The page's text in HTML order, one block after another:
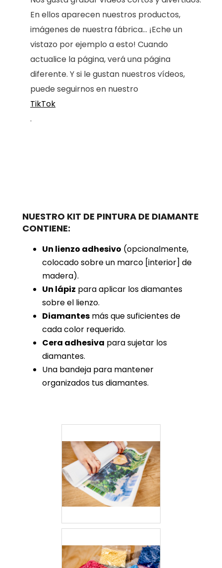
En ellos aparecen nuestros productos,
imágenes de nuestra fábrica... ¡Eche un
vistazo por ejemplo a esto! Cuando
actualice la página, verá una página
diferente. Y si le gustan nuestros vídeos,
puede seguirnos en nuestro
TikTok
.
NUESTRO KIT DE PINTURA DE DIAMANTE
CONTIENE:
Un lienzo adhesivo (opcionalmente,
colocado sobre un marco [interior] de
madera).
Un lápiz para aplicar los diamantes
sobre el lienzo.
Diamantes más que suficientes de
cada color requerido.
Cera adhesiva para sujetar los
diamantes.
Una bandeja para mantener
organizados tus diamantes.